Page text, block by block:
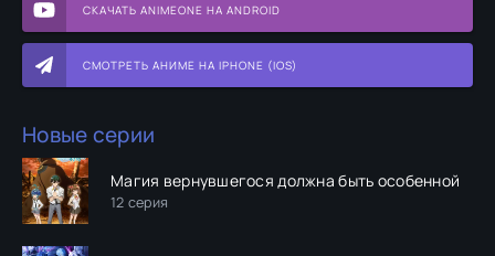
СКАЧАТЬ ANIMEONE НА ANDROID
СМОТРЕТЬ АНИМЕ НА IPHONE (IOS)
Новые серии
Магия вернувшегося должна быть особенной
12 серия